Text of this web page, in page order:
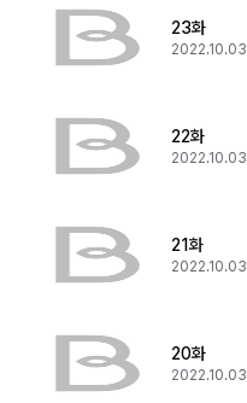
23화
2022.10.03
22화
2022.10.03
21화
2022.10.03
20화
2022.10.03